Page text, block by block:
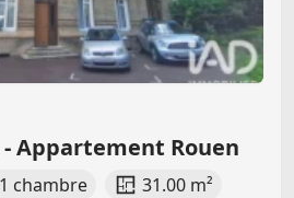
- Appartement Rouen
1 chambre
31.00 m²